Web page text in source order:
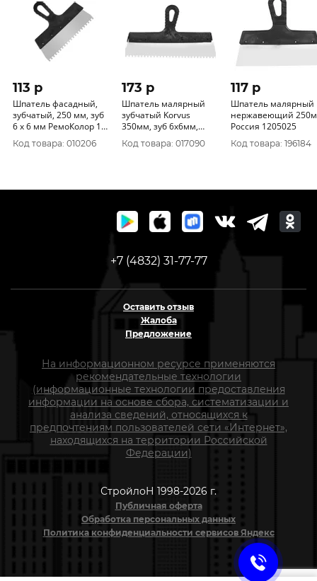
113 p
Шпатель фасадный,
зубчатый, 250 мм, зуб
6 х 6 мм РемоКолор 12-
1-116
Код товара: 010206
173 p
Шпатель малярный
зубчатый Korvus
350мм, зуб 6х6мм,
Россия 1205109
Код товара: 017090
117 p
Шпатель малярный
нержавеющий
Россия 1205025
Код товара: 196184
+7 (4832) 31-77-77
Оставить отзыв
Жалоба
Предложение
На информационном ресурсе применяются
рекомендательные технологии
(информационные технологии предоставления
информации на основе сбора, систематизации и
анализа сведений, относящихся к
предпочтениям пользователей сети «Интернет»,
находящихся на территории Российской
Федерации)
СтройлоН 1998-2026 г.
Публичная оферта
Обработка персональных данных
Политика конфиденциальности сервисов Яндекс